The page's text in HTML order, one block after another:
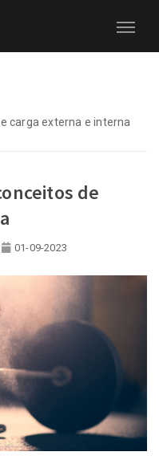
carga externa e interna
de
01-09-2023